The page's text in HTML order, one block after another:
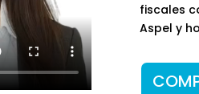
fiscales
Aspel y